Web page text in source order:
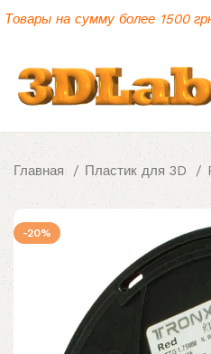
Товары на сумму более 1500
Главная Пластик для 3D
-20%